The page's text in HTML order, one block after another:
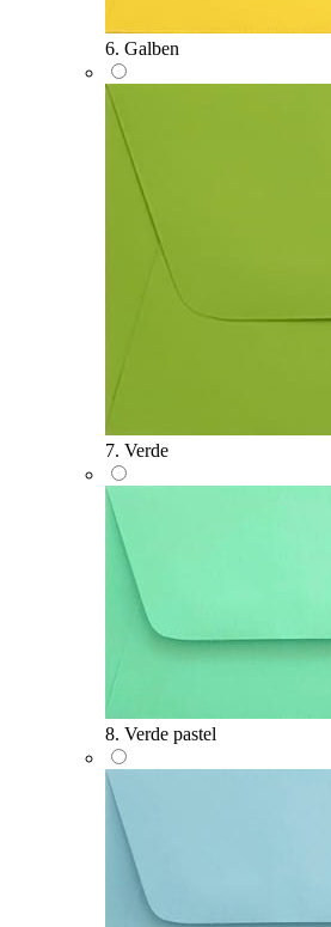
6. Galben
7. Verde
8. Verde pastel